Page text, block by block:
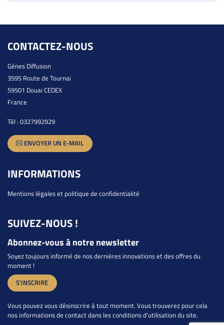
CONTACTEZ-NOUS
Gènes Diffusion
3595 Route de Tournai
59501 Douai CEDEX
France
Tél : 0327992929
ENVOYER UN E-MAIL
INFORMATIONS
Mentions légales et politique de confidentialité
SUIVEZ-NOUS !
Abonnez-vous à notre newsletter
Soyez toujours informé de nos dernières innovations et des offres du
moment !
S'INSCRIRE
Vous pouvez vous désinscrire à tout moment. Vous trouverez pour cela
nos informations de contact dans les conditions d'utilisation du site.